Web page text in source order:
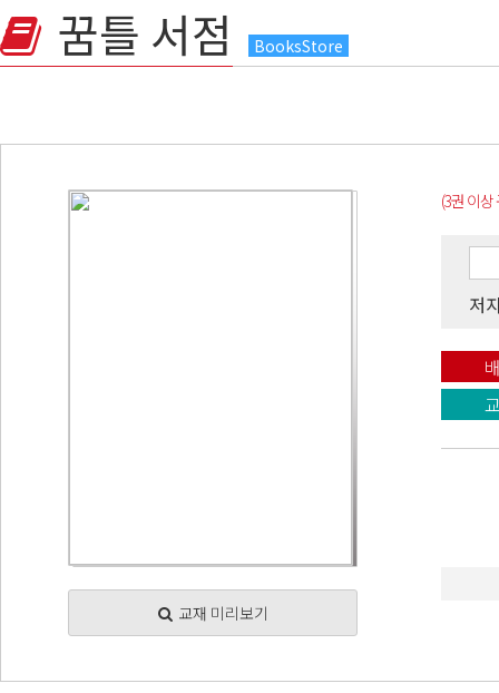
꿈틀 서점 BooksStore
교재 미리보기
(3권 이
저